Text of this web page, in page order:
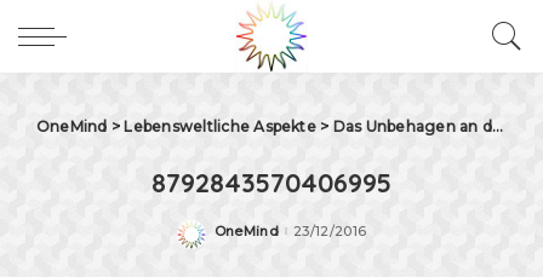
OneMind > Lebensweltliche Aspekte> Das Unbehagen an der terroristischen Berichterstattung
8792843570406995
Posted
OneMind 23/12/2016